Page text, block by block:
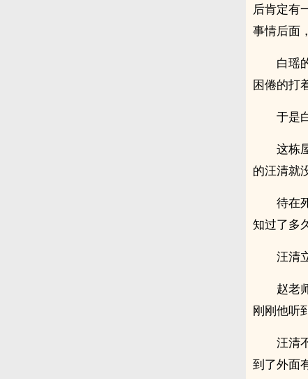
后肯定有
事情后面
白瑶
困倦的打
于是
这栋
的汪清就
待在
知过了多
汪清
赵老
刚刚他听
汪清
到了外面